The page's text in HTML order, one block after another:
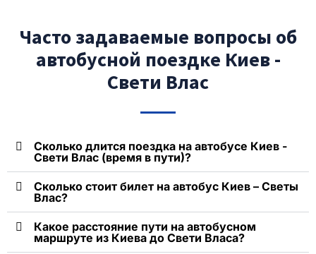
Часто задаваемые вопросы об
автобусной поездке Киев -
Свети Влас
Сколько длится поездка на автобусе Киев -
Свети Влас (время в пути)?
Сколько стоит билет на автобус Киев – Светы
Влас?
Какое расстояние пути на автобусном
маршруте из Киева до Свети Власа?